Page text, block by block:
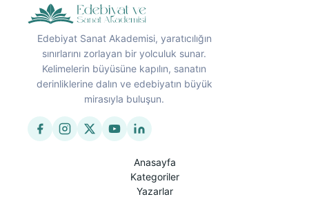
Edebiyat Sanat Akademisi, yaratıcılığın
sınırlarını zorlayan bir yolculuk sunar.
Kelimelerin büyüsüne kapılın, sanatın
derinliklerine dalın ve edebiyatın büyük
mirasıyla buluşun.
Anasayfa
Kategoriler
Yazarlar